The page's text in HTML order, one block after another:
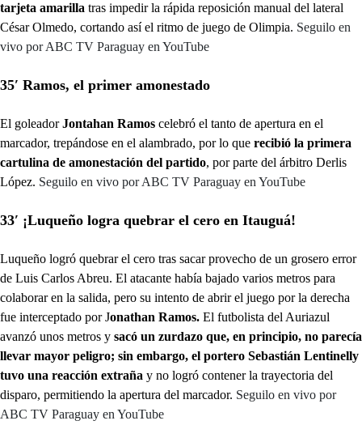
tarjeta amarilla tras impedir la rápida reposición manual del lateral
César Olmedo, cortando así el ritmo de juego de Olimpia. Seguilo en
vivo por ABC TV Paraguay en YouTube
35′ Ramos, el primer amonestado
El goleadorJontahan Ramos celebró el tanto de apertura en el
marcador, trepándose en el alambrado, por lo que recibió la primera
cartulina de amonestación del partido, por parte del árbitro Derlis
López. Seguilo en vivo por ABC TV Paraguay en YouTube
33′ ¡Luqueño logra quebrar el cero en Itauguá!
Luqueño logró quebrar el cero tras sacar provecho de un grosero error
de Luis Carlos Abreu. El atacante había bajado varios metros para
colaborar en la salida, pero su intento de abrir el juego por la derecha
fue interceptado por Jonathan Ramos. El futbolista del Auriazul
avanzó unos metros y sacó un zurdazo que, en principio, no parecía
llevar mayor peligro; sin embargo, el portero Sebastián Lentinelly
tuvo una reacción extraña y no logró contener la trayectoria del
disparo, permitiendo la apertura del marcador. Seguilo en vivo por
ABC TV Paraguay en YouTube